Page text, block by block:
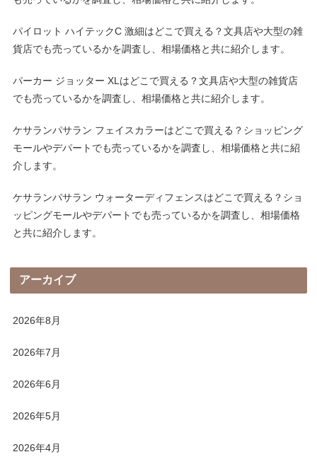
パイロット ハイテックC 激細はどこで買える？文具店や大型の雑
貨店でも売っているかを調査し、相場価格と共に紹介します。
パーカー ジョッター XLはどこで買える？文具店や大型の雑貨店
でも売っているかを調査し、相場価格と共に紹介します。
ケサランパサラン フェイスカラーはどこで買える？ショッピング
モールやデパートでも売っているかを調査し、相場価格と共に紹
介します。
ケサランパサラン ウォーターディフェンスはどこで買える？ショ
ッピングモールやデパートでも売っているかを調査し、相場価格
と共に紹介します。
アーカイブ
2026年8月
2026年7月
2026年6月
2026年5月
2026年4月